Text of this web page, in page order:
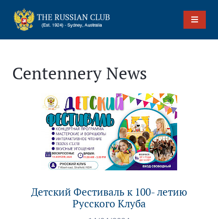
Centennery News
Детский Фестиваль к 100- летию
Русского Клуба